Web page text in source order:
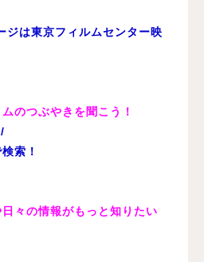
は東京フィルムセンター映
のつぶやきを聞こう！
索！
々の情報がもっと知りたい